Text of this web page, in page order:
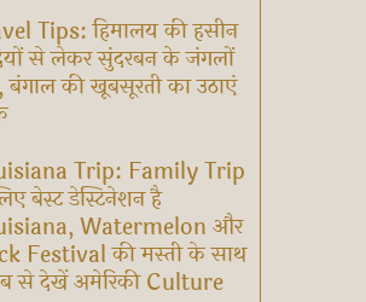
Tips: हिमालय की हसीन
से लेकर सुंदरबन के जंगलों
की खूबसूरती का उठाएं
Trip: Family Trip
बेस्ट डेस्टिनेशन है
Watermelon और
Festival की मस्ती के साथ
से देखें अमेरिकी Culture